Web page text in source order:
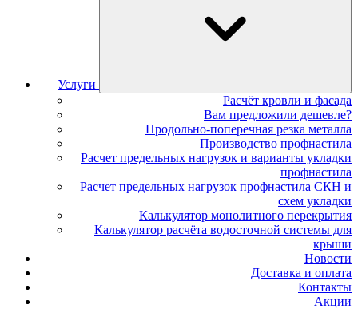
Услуги
Расчёт кровли и фасада
Вам предложили дешевле?
Продольно-поперечная резка металла
Производство профнастила
Расчет предельных нагрузок и варианты укладки
профнастила
Расчет предельных нагрузок профнастила СКН и
схем укладки
Калькулятор монолитного перекрытия
Калькулятор расчёта водосточной системы для
крыши
Новости
Доставка и оплата
Контакты
Акции